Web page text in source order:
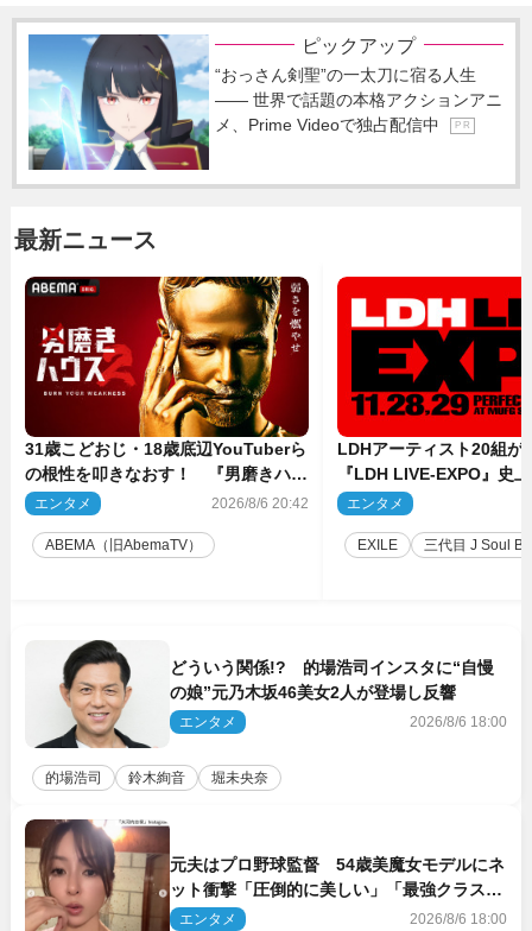
ピックアップ
“おっさん剣聖”の一太刀に宿る人生
―― 世界で話題の本格アクションアニ
メ、Prime Videoで独占配信中
P R
最新ニュース
31歳こどおじ・18歳底辺YouTuberら
の根性を叩きなおす！ 『男磨きハウ
ス』第2弾コーチ陣発表
エンタメ 2026/8/6 20:42
ABEMA（旧AbemaTV）
LDHアーティスト20組
『LDH LIVE‐EXPO』史
技場で開催決定
エンタメ
EXILE 三代目 J Soul
どういう関係!? 的場浩司インスタに“自慢
の娘”元乃木坂46美女2人が登場し反響
エンタメ 2026/8/6 18:00
的場浩司 鈴木絢音 堀未央奈
元夫はプロ野球監督 54歳美魔女モデルにネ
ット衝撃「圧倒的に美しい」「最強クラス」
「うっとり」
エンタメ 2026/8/6 18:00